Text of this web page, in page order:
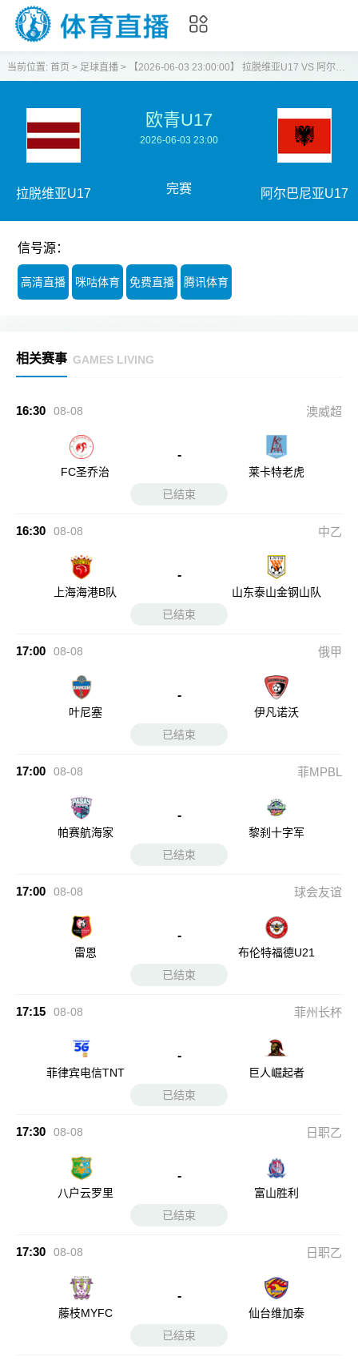
当前位置: 首页 > 足球直播> 【2026-06-03 23:00:00】 拉脱维亚U17 VS 阿尔巴尼亚U17
拉脱维亚U17
欧青U17
2026-06-03 23:00
完赛 阿尔巴尼亚U17
信号源：
高清直播 咪咕体育 免费直播 腾讯体育
相关赛事 GAMES LIVING
16:30 08-08 澳威超
FC圣乔治
-
莱卡特老虎
已结束
16:30 08-08 中乙
上海海港B队
-
山东泰山金钢山队
已结束
17:00 08-08 俄甲
叶尼塞
-
伊凡诺沃
已结束
17:00 08-08 菲MPBL
帕赛航海家
-
黎刹十字军
已结束
17:00 08-08 球会友谊
雷恩
-
布伦特福德U21
已结束
17:15 08-08 菲州长杯
菲律宾电信TNT
-
巨人崛起者
已结束
17:30 08-08 日职乙
八户云罗里
-
富山胜利
已结束
17:30 08-08 日职乙
藤枝MYFC
-
仙台维加泰
已结束